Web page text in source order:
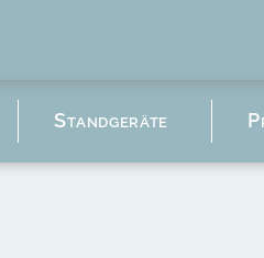
Standgeräte